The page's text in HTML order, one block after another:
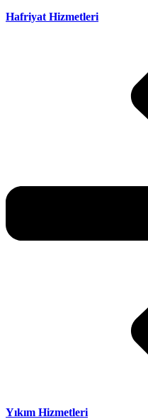
Hafriyat Hizmetleri
Yıkım Hizmetleri